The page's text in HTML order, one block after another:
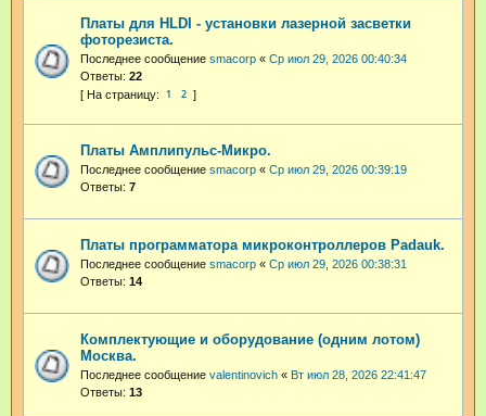
Платы для HLDI - установки лазерной засветки
фоторезиста.
Последнее сообщение smacorp « Ср июл 29, 2026 00:40:34
Ответы: 22
1 2
Платы Амплипульс-Микро.
Последнее сообщение smacorp « Ср июл 29, 2026 00:39:19
Ответы: 7
Платы программатора микроконтроллеров Padauk.
Последнее сообщение smacorp « Ср июл 29, 2026 00:38:31
Ответы: 14
Комплектующие и оборудование (одним лотом)
Москва.
Последнее сообщение valentinovich « Вт июл 28, 2026 22:41:47
Ответы: 13